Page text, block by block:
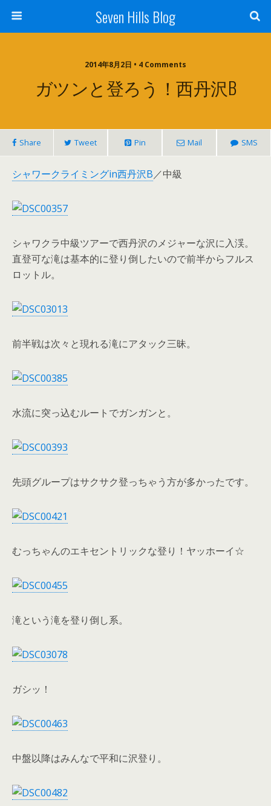
Seven Hills Blog
2014年8月2日 • 4 Comments
ガツンと登ろう！西丹沢B
Share Tweet Pin Mail SMS
シャワークライミングin西丹沢B／中級
シャワクラ中級ツアーで西丹沢のメジャーな沢に入渓。
直登可な滝は基本的に登り倒したいので前半からフルス
ロットル。
前半戦は次々と現れる滝にアタック三昧。
水流に突っ込むルートでガンガンと。
先頭グループはサクサク登っちゃう方が多かったです。
むっちゃんのエキセントリックな登り！ヤッホーイ☆
滝という滝を登り倒し系。
ガシッ！
中盤以降はみんなで平和に沢登り。